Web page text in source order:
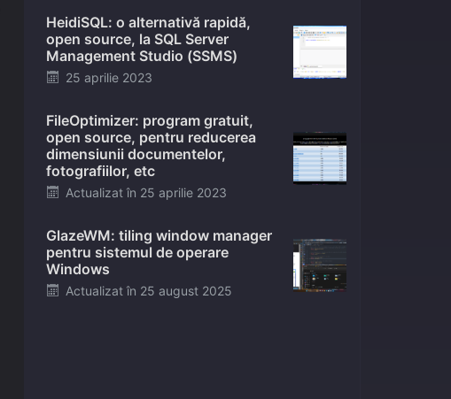
HeidiSQL: o alternativă rapidă,
open source, la SQL Server
Management Studio (SSMS)
Posted
25 aprilie 2023
FileOptimizer: program gratuit,
open source, pentru reducerea
dimensiunii documentelor,
fotografiilor, etc
Posted
Actualizat în 25 aprilie 2023
GlazeWM: tiling window manager
pentru sistemul de operare
Windows
Posted
Actualizat în 25 august 2025